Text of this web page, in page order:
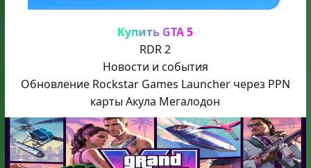
Купить GTA 5
RDR 2
Новости и события
Обновление Rockstar Games Launcher через PPN
карты Акула Мегалодон